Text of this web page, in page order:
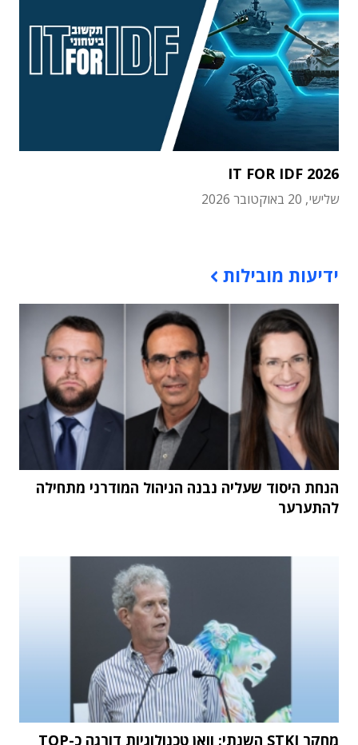
IT FOR IDF 2026
שלישי, 20 באוקטובר 2026
ידיעות מובילות
הנחת היסוד שעליה נבנה הניהול המודרני מתחילה
להתערער
מחקר STKI השנתי: וואן טכנולוגיות דורגה כ-TOP